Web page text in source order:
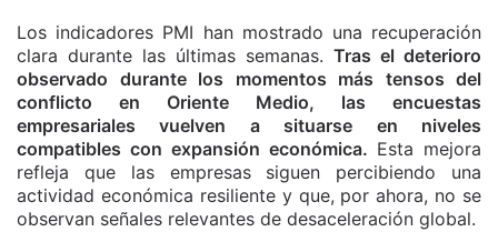
Los indicadores PMI han mostrado una recuperación
clara durante las últimas semanas. Tras el deterioro
observado durante los momentos más tensos del
conflicto en Oriente Medio, las encuestas
empresariales vuelven a situarse en niveles
compatibles con expansión económica. Esta mejora
refleja que las empresas siguen percibiendo una
actividad económica resiliente y que, por ahora, no se
observan señales relevantes de desaceleración global.